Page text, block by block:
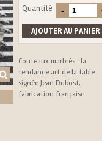
Quantité
Couteaux marbrés : la
tendance art de la table
signée Jean Dubost,
fabrication française